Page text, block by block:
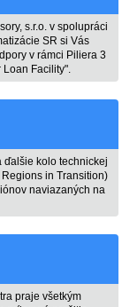
s.r.o. v spolupráci
SR si Vás
v rámci Piliera 3
Loan Facility".
ďalšie kolo technickej
in Transition)
naviazaných na
praje všetkým